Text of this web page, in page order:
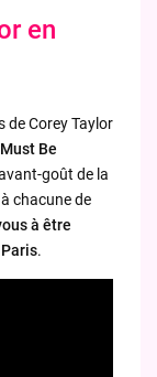
en
de Corey Taylor
Be
goût de la
chacune de
à être
.